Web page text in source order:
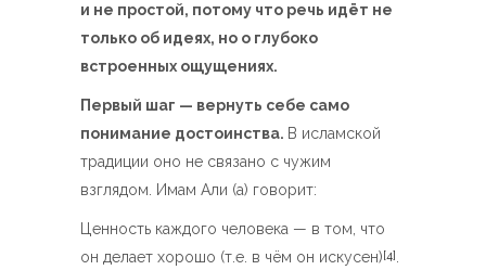
и не простой, потому что речь идёт не
только об идеях, но о глубоко
встроенных ощущениях.
Первый шаг — вернуть себе само
понимание достоинства. В исламской
традиции оно не связано с чужим
взглядом. Имам Али (а) говорит:
Ценность каждого человека — в том, что
он делает хорошо (т.е. в чём он искусен) [4]